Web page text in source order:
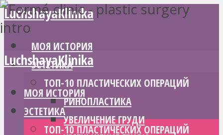
LuchshayaKlinika
МОЯ ИСТОРИЯ
ЭСТЕТИКА
ТОП-10 ПЛАСТИЧЕСКИХ ОПЕРАЦИЙ
РИНОПЛАСТИКА
УВЕЛИЧЕНИЕ ГРУДИ
LuchshayaKlinika
МОЯ ИСТОРИЯ
ЭСТЕТИКА
ТОП-10 ПЛАСТИЧЕСКИХ ОПЕРАЦИЙ